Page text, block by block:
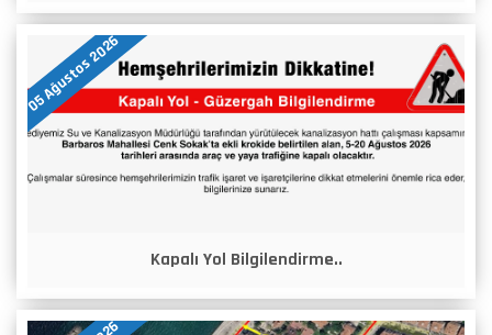
05 Ağustos 2026
Kapalı Yol Bilgilendirme..